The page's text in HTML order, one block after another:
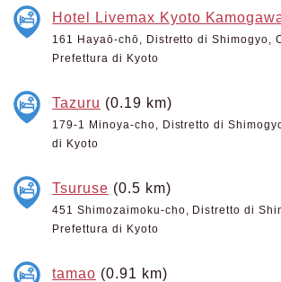
Hotel Livemax Kyoto
161 Hayaō-chō, Distretto di Shimogyo,
Prefettura di Kyoto
Tazuru (0.19 km)
179-1 Minoya-cho, Distretto di
di Kyoto
Tsuruse (0.5 km)
451 Shimozaimoku-cho, Distretto di
Prefettura di Kyoto
tamao (0.91 km)